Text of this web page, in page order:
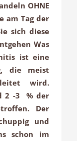
OHNE
am Tag der
sich diese
Was
ist eine
die meist
wird.
2 -3 % der
Der
und
schon im